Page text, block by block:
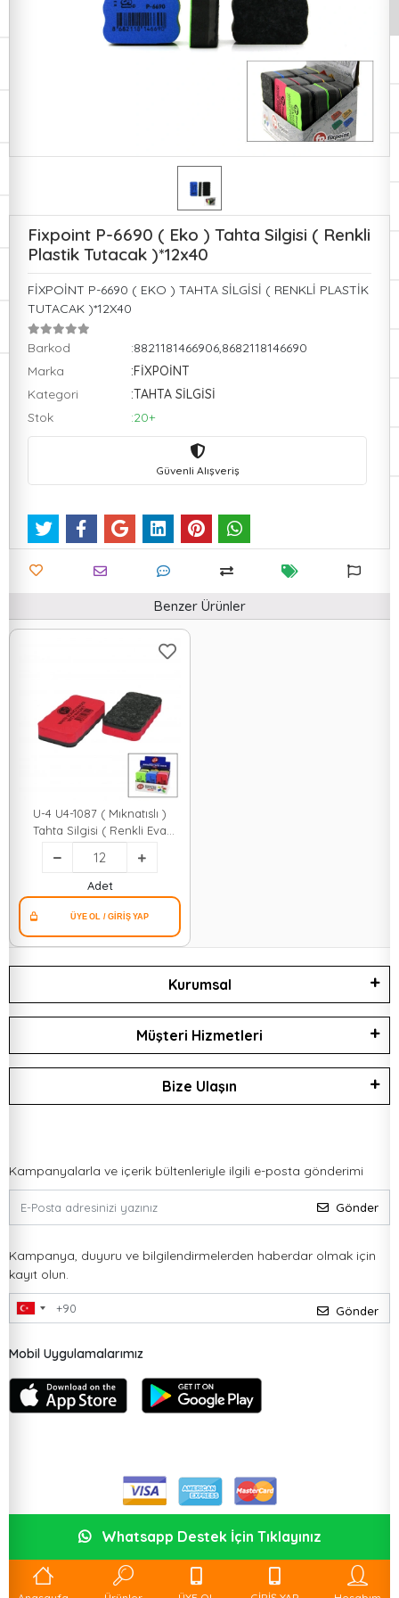
Fixpoint P-6690 ( Eko ) Tahta Silgisi ( Renkli
Plastik Tutacak )*12x40
FİXPOİNT P-6690 ( EKO ) TAHTA SİLGİSİ ( RENKLİ PLASTİK
TUTACAK )*12X40
Barkod
:8821181466906,8682118146690
Marka
:FİXPOİNT
Kategori
:TAHTA SİLGİSİ
Stok
:20+
Güvenli Alışveriş
Benzer Ürünler
U-4 U4-1087 ( Mıknatıslı )
Tahta Silgisi ( Renkli Eva
Sünger Tutacak )*12x40
Adet
Kurumsal
Müşteri Hizmetleri
Bize Ulaşın
Kampanyalarla ve içerik bültenleriyle ilgili e-posta gönderimi
Gönder
Kampanya, duyuru ve bilgilendirmelerden haberdar olmak için
kayıt olun.
Gönder
Mobil Uygulamalarımız
Whatsapp Destek İçin Tıklayınız